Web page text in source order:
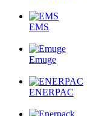
EMS
Emuge
ENERPAC